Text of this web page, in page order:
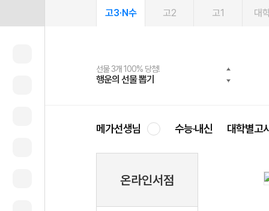
고3·N수 고2 고1 대
선물 3개 100% 당첨!
행운의 선물 뽑기
선물 100% 증정!
메가스터디 X 올리브
여름방학 스터디 캐시백
메가런 썸머스쿨
2027 러셀 단과
강사 공개선발
스마트러닝앱
설문 EVENT
메가패스
3일 무료 체험권
메가패스 수강생 무료혜택!
메가클럽 멤버십
사회공헌 캠페인
희망이룸 메가나눔
메가선생님 수능·내신 대학별고
온라인서점